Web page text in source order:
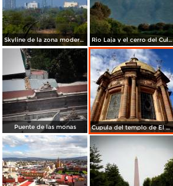
Skyline de la zona moderna de la ciudad Rio Laja y el cerro del Culiacán de fondo
Puente de las monas Cupula del templo de El Carmen.